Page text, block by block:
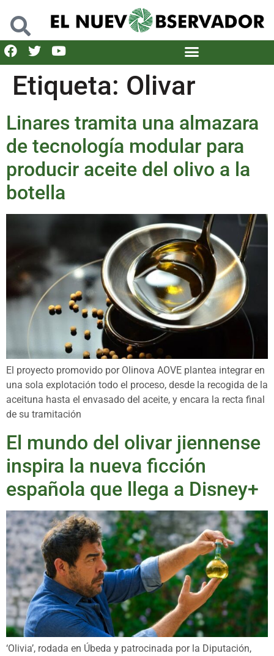
Etiqueta: Olivar
Linares tramita una almazara
de tecnología modular para
producir aceite del olivo a la
botella
El proyecto promovido por Olinova AOVE plantea integrar en
una sola explotación todo el proceso, desde la recogida de la
aceituna hasta el envasado del aceite, y encara la recta final
de su tramitación
El mundo del olivar jiennense
inspira la nueva ficción
española que llega a Disney+
‘Olivia’, rodada en Úbeda y patrocinada por la Diputación,